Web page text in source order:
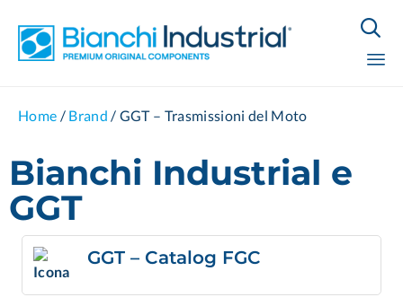

Home / Brand / GGT – Trasmissioni del Moto
Bianchi Industrial e
GGT
GGT – Catalog FGC